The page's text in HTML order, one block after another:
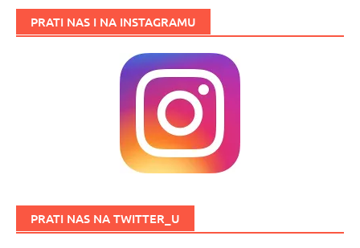
PRATI NAS I NA INSTAGRAMU
PRATI NAS NA TWITTER_U